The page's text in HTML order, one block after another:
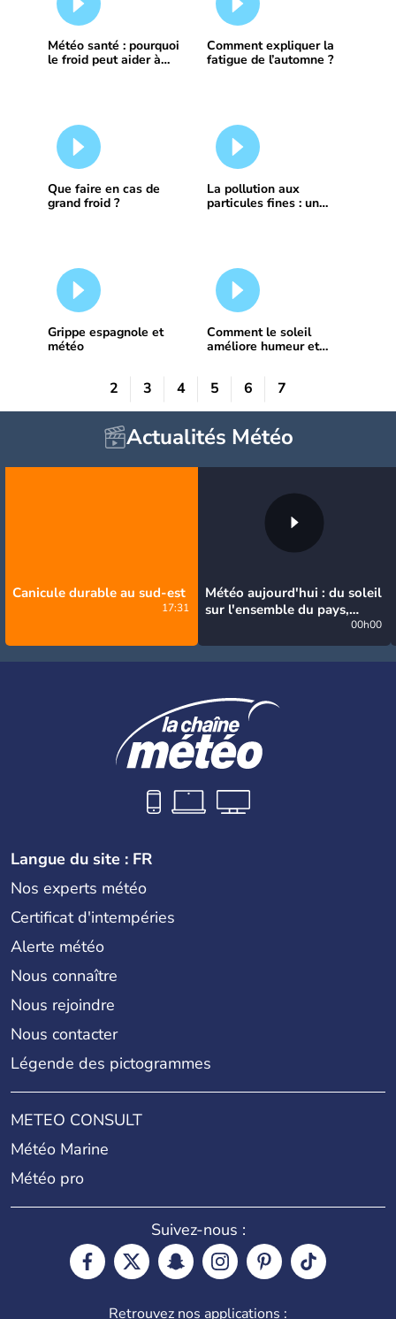
Météo santé : pourquoi
le froid peut aider à
Comment expliquer la
fatigue de l’automne ?
Que faire en cas de
grand froid ?
La pollution aux
particules fines : un
Grippe espagnole et
météo
Comment le soleil
améliore humeur et
2 3 4 5 6 7
Actualités Météo
Canicule durable au sud-est
17:31
Météo aujourd'hui : du soleil
sur l'ensemble du pays,
jusqu'à 40°C au sud-est00h00
Langue du site : FR
Nos experts météo
Certificat d'intempéries
Alerte météo
Nous connaître
Nous rejoindre
Nous contacter
Légende des pictogrammes
METEO CONSULT
Météo Marine
Météo pro
Suivez-nous :
Retrouvez nos applications :